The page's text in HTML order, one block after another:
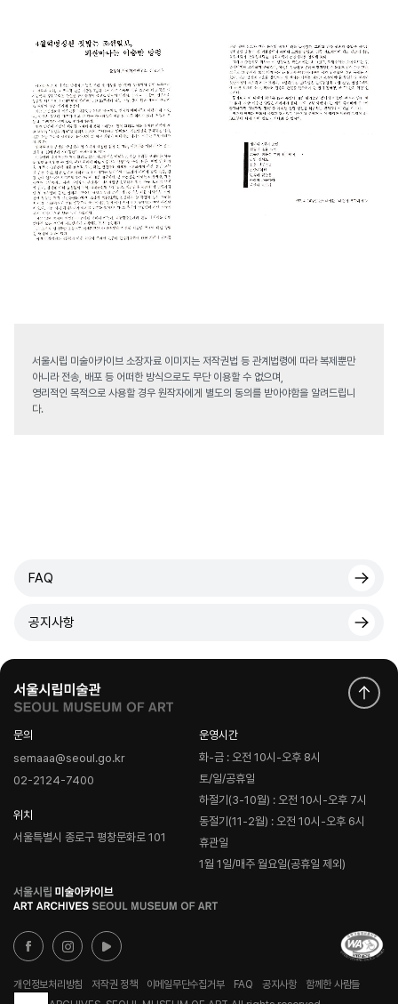
서울시립 미술아카이브 소장자료 이미지는 저작권법 등 관계법령에 따라 복제뿐만
아니라 전송, 배포 등 어떠한 방식으로도 무단 이용할 수 없으며,
영리적인 목적으로 사용할 경우 원작자에게 별도의 동의를 받아야함을 알려드립니
다.
FAQ
공지사항
문의
semaaa@seoul.go.kr
02-2124-7400
위치
서울특별시 종로구 평창문화로 101
운영시간
화-금 : 오전 10시-오후 8시
토/일/공휴일
하절기(3-10월) : 오전 10시-오후 7시
동절기(11-2월) : 오전 10시-오후 6시
휴관일
1월 1일/매주 월요일(공휴일 제외)
로
고
개인정보처리방침 저작권 정책 이메일무단수집거부 FAQ 공지사항
함께한 사람들